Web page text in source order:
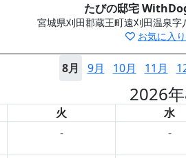
たびの邸宅
宮城県刈田郡蔵王町遠刈田温泉字
お気に入
8月 9月 10月 11月
2026
火 水
- -